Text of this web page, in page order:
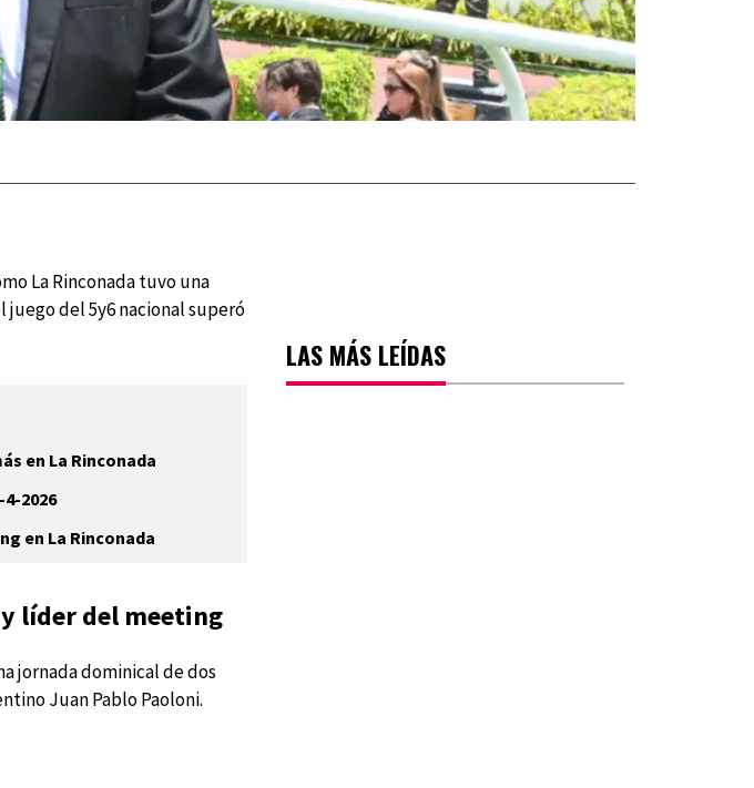
La Rinconada tuvo una
juego del 5y6 nacional superó
en La Rinconada
2026
en La Rinconada
y líder del meeting
jornada dominical de dos
Juan Pablo Paoloni.
LAS MÁS LEÍDAS